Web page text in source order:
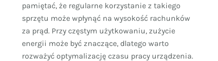
pamiętać, że regularne korzystanie z takiego
sprzętu może wpłynąć na wysokość rachunków
za prąd. Przy częstym użytkowaniu, zużycie
energii może być znaczące, dlatego warto
rozważyć optymalizację czasu pracy urządzenia.